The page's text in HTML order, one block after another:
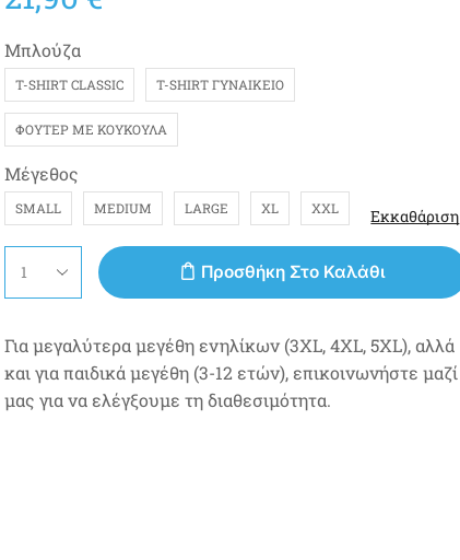
Μπλούζα
T-SHIRT CLASSIC T-SHIRT ΓΥΝΑΙΚΕΊΟ
ΦΟΎΤΕΡ ΜΕ ΚΟΥΚΟΎΛΑ
Μέγεθος
SMALL MEDIUM LARGE XL XXL Εκκαθάριση
Προσθήκη Στο Καλάθι
Για μεγαλύτερα μεγέθη ενηλίκων (3XL, 4XL, 5XL), αλλά
και για παιδικά μεγέθη (3-12 ετών), επικοινωνήστε μαζί
μας για να ελέγξουμε τη διαθεσιμότητα.